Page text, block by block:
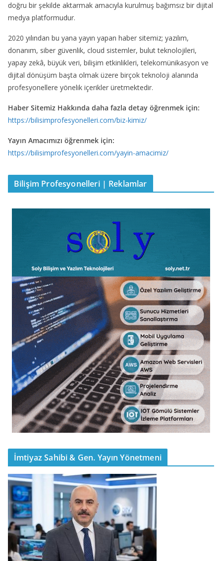
doğru bir şekilde aktarmak amacıyla kurulmuş bağımsız bir dijital
medya platformudur.
2020 yılından bu yana yayın yapan haber sitemiz; yazılım,
donanım, siber güvenlik, cloud sistemler, bulut teknolojileri,
yapay zekâ, büyük veri, bilişim etkinlikleri, telekomünikasyon ve
dijital dönüşüm başta olmak üzere birçok teknoloji alanında
profesyonellere yönelik içerikler üretmektedir.
Haber Sitemiz Hakkında daha fazla detay öğrenmek için:
https://bilisimprofesyonelleri.com/biz-kimiz/
Yayın Amacımızı öğrenmek için:
https://bilisimprofesyonelleri.com/yayin-amacimiz/
Bilişim Profesyonelleri | Reklamlar
İmtiyaz Sahibi & Gen. Yayın Yönetmeni